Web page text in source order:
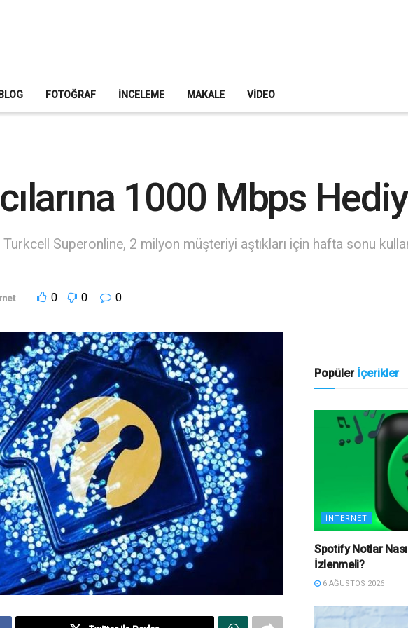
FOTOĞRAF İNCELEME MAKALE VIDEO
1000 Mbps
Superonline, 2 milyon müşteriyi aştıkları için hafta sonu
0 0 0
Popüler İçerikler
İNTERNET
Spotify Notlar
İzlenmeli?
6 AĞUSTOS 2026